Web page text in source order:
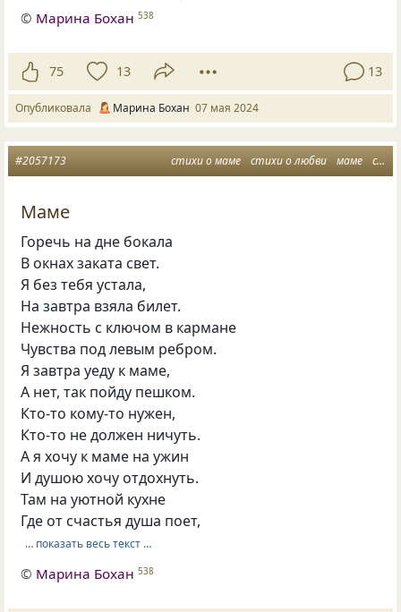
© Марина Бохан 538
75 13 13
Опубликовала Марина Бохан 07 мая 2024
стихи о маме стихи о любви маме стихи маме
#2057173
Маме
Горечь на дне бокала
В окнах заката свет.
Я без тебя устала,
На завтра взяла билет.
Нежность с ключом в кармане
Чувства под левым ребром.
Я завтра уеду к маме,
А нет, так пойду пешком.
Кто-то кому-то нужен,
Кто-то не должен ничуть.
А я хочу к маме на ужин
И душою хочу отдохнуть.
Там на уютной кухне
Где от счастья душа поет,
… показать весь текст …
© Марина Бохан 538